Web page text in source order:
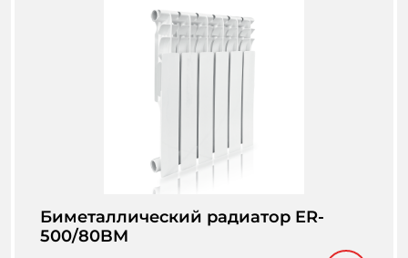
Биметаллический радиатор ER-
500/80BM